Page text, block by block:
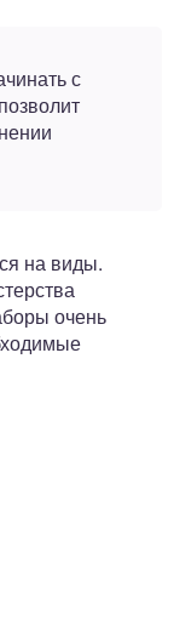
с
на виды.
очень